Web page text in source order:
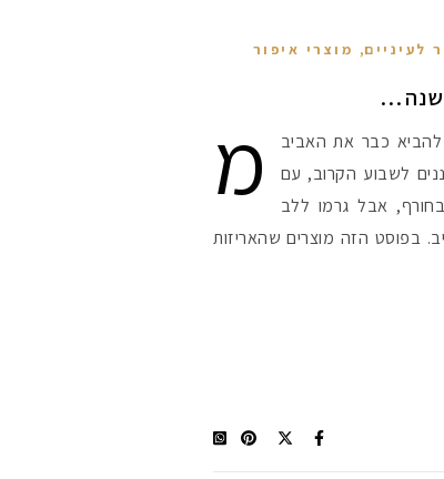
לעיניים, מוצרי איפור
מ
להביא כבר את האביב
לשבוע הקרוב, עם
בחורף, אבל גרמו ללב
בפוסט הזה מוצרים שהאריזות